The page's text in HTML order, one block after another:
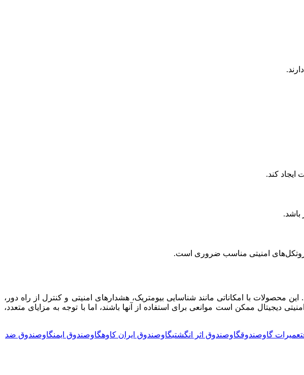
کند.
باشد.
پروتکل‌های امنیتی مناسب ضروری است.
محصولات با امکاناتی مانند شناسایی بیومتریک، هشدارهای امنیتی و کنترل از راه دور،
ممکن است موانعی برای استفاده از آنها باشند، اما با توجه به مزایای متعدد،
تعمیرات گاوصندوقگاوصندوق اثر انگشتیگاوصندوق ایران کاوهگاوصندوق ایمنگاوصندوق ضد